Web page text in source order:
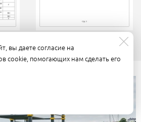
вы даете согласие на
cookie, помогающих нам сделать его